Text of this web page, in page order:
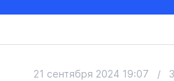
21 сентября 2024 19:07 /